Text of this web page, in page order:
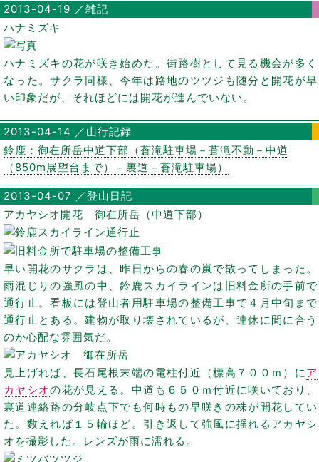
2013-04-19 ／雑記
ハナミズキ
ハナミズキの花が咲き始めた。街路樹として見る機会が多く
なった。サクラ同様、今年は路地のツツジも随分と開花が早
い印象だが、それほどには開花が進んでいない。
2013-04-14 ／山行記録
鈴鹿：御在所岳中道下部（蒼滝駐車場－蒼滝不動－中道
（850m展望台まで）－裏道－蒼滝駐車場）
2013-04-07 ／登山日記
アカヤシオ開花 御在所岳（中道下部）
早い開花のサクラは、昨日からの春の嵐で散ってしまった。
雨混じりの強風の中、鈴鹿スカイラインは旧料金所の手前で
通行止。看板には登山者用駐車場の整備工事で４月中旬まで
通行止とある。建物が取り壊されているが、連休に間に合う
のか心配な雰囲気だ。
見上げれば、長石尾根末端の電柱付近（標高７００ｍ）にア
カヤシオの花が見える。中道も６５０ｍ付近に咲いており、
裏道連絡路の分岐点下でも何時もの早咲きの株が開花してい
た。数えれば１５輪ほど。引き返して強風に揺れるアカヤシ
オを撮影した。レンズが雨に濡れる。